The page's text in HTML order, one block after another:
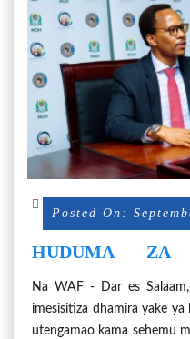
Posted On:
HUDUMA ZA
KUIMARISHA
NCHINI.
Na WAF - Dar es
imesisitiza dhamira yake
utengamao kama sehemu